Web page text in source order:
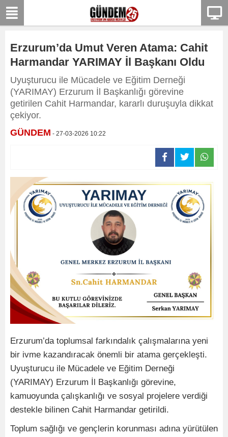
Erzurum’da Umut Veren Atama: Cahit
Harmandar YARIMAY İl Başkanı Oldu
Uyuşturucu ile Mücadele ve Eğitim Derneği
(YARIMAY) Erzurum İl Başkanlığı görevine
getirilen Cahit Harmandar, kararlı duruşuyla dikkat
çekiyor.
GÜNDEM - 27-03-2026 10:22
Erzurum’da toplumsal farkındalık çalışmalarına yeni
bir ivme kazandıracak önemli bir atama gerçekleşti.
Uyuşturucu ile Mücadele ve Eğitim Derneği
(YARIMAY) Erzurum İl Başkanlığı görevine,
kamuoyunda çalışkanlığı ve sosyal projelere verdiği
destekle bilinen Cahit Harmandar getirildi.
Toplum sağlığı ve gençlerin korunması adına yürütülen